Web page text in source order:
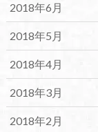
2018年6月
2018年5月
2018年4月
2018年3月
2018年2月